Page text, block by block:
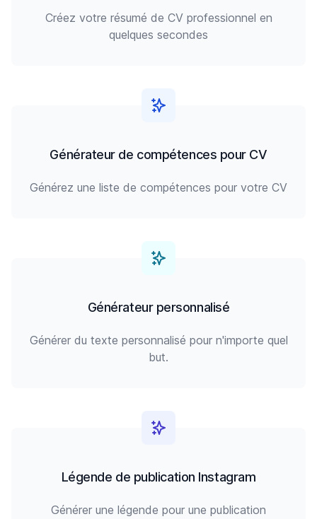
Créez votre résumé de CV professionnel en
quelques secondes
Générateur de compétences pour CV
Générez une liste de compétences pour votre CV
Générateur personnalisé
Générer du texte personnalisé pour n'importe quel
but.
Légende de publication Instagram
Générer une légende pour une publication